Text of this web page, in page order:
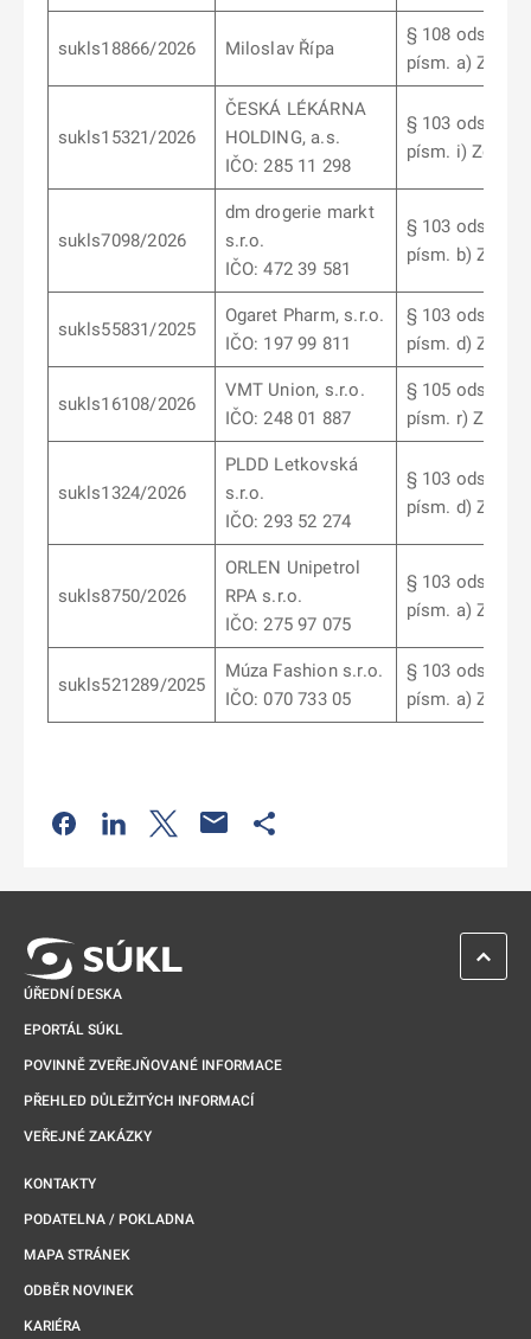
sukls18866/2026 Miloslav Řípa
§ 108 odst. 1
písm. a) ZoL
sukls15321/2026
ČESKÁ LÉKÁRNA
HOLDING, a.s.
IČO: 285 11 298
§ 103 odst. 10
písm. i) ZoL
sukls7098/2026
dm drogerie markt
s.r.o.
IČO: 472 39 581
§ 103 odst. 12
písm. b) ZoL
sukls55831/2025
Ogaret Pharm, s.r.o.
IČO: 197 99 811
§ 103 odst. 9
písm. d) ZoL
sukls16108/2026
VMT Union, s.r.o.
IČO: 248 01 887
§ 105 odst. 2
písm. r) ZoL
sukls1324/2026
PLDD Letkovská
s.r.o.
IČO: 293 52 274
§ 103 odst. 6
písm. d) ZoL
sukls8750/2026
ORLEN Unipetrol
RPA s.r.o.
IČO: 275 97 075
§ 103 odst. 12
písm. a) ZoL
sukls521289/2025
Múza Fashion s.r.o.
IČO: 070 733 05
§ 103 odst. 1
písm. a) ZoL
Odkaz se otevře na nové kartě
Odkaz se otevře na nové kartě
Odkaz se otevře na nové kartě
ÚŘEDNÍ DESKA
EPORTÁL SÚKL
POVINNĚ ZVEŘEJŇOVANÉ INFORMACE
PŘEHLED DŮLEŽITÝCH INFORMACÍ
VEŘEJNÉ ZAKÁZKY
KONTAKTY
PODATELNA / POKLADNA
MAPA STRÁNEK
ODBĚR NOVINEK
KARIÉRA
ZPĚT